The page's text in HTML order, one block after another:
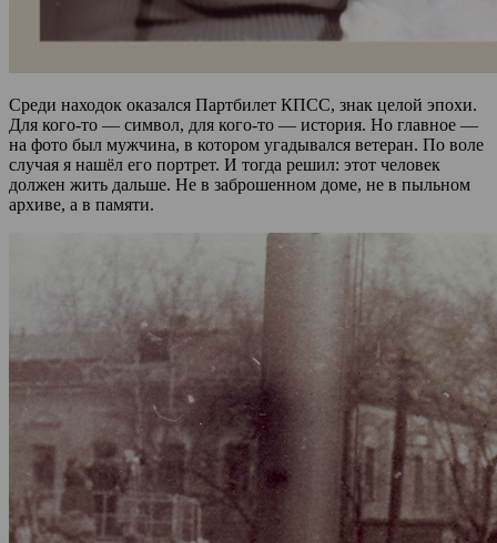
Среди находок оказался Партбилет КПСС, знак целой эпохи.
Для кого-то — символ, для кого-то — история. Но главное —
на фото был мужчина, в котором угадывался ветеран. По воле
случая я нашёл его портрет. И тогда решил: этот человек
должен жить дальше. Не в заброшенном доме, не в пыльном
архиве, а в памяти.